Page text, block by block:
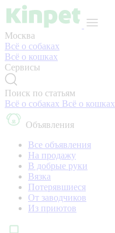
Москва
Всё о собаках
Всё о кошках
Сервисы
Поиск по статьям
Всё о собаках Всё о кошках
Объявления
Все объявления
На продажу
В добрые руки
Вязка
Потерявшиеся
От заводчиков
Из приютов